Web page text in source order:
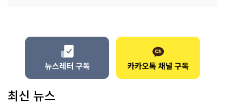
최신 뉴스